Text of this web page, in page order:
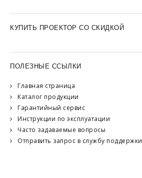
КУПИТЬ ПРОЕКТОР СО СКИДКОЙ
ПОЛЕЗНЫЕ ССЫЛКИ
Главная страница
Каталог продукции
Гарантийный сервис
Инструкции по эксплуатации
Часто задаваемые вопросы
Отправить запрос в службу поддержки